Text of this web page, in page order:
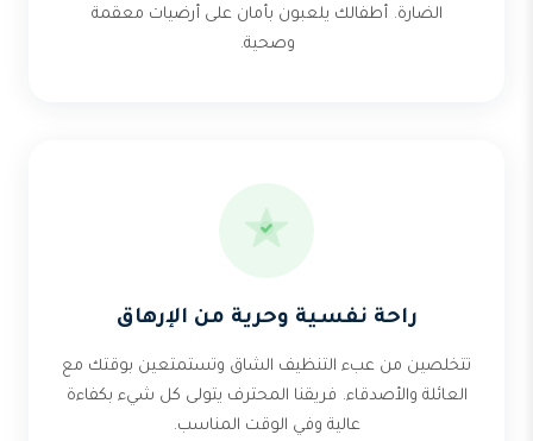
الضارة. أطفالك يلعبون بأمان على أرضيات معقمة
وصحية.
راحة نفسية وحرية من الإرهاق
تتخلصين من عبء التنظيف الشاق وتستمتعين بوقتك مع
العائلة والأصدقاء. فريقنا المحترف يتولى كل شيء بكفاءة
عالية وفي الوقت المناسب.